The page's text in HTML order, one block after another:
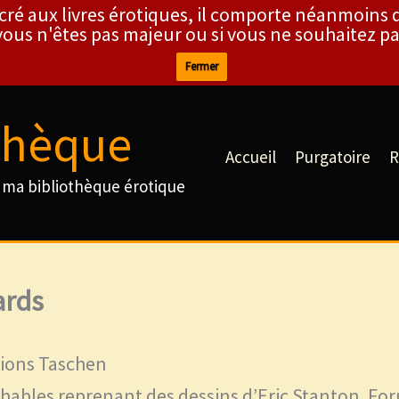
aux livres érotiques, il comporte néanmoins
n'êtes pas majeur ou si vous ne souhaitez
Fermer
bibliothèque érotique
Accueil Purgatoire
Taschen